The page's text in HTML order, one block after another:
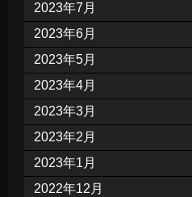
2023年7月
2023年6月
2023年5月
2023年4月
2023年3月
2023年2月
2023年1月
2022年12月